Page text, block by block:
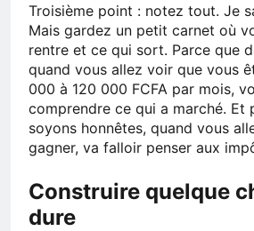
Troisième point : notez tout. Je
Mais gardez un petit carnet où
rentre et ce qui sort. Parce que
quand vous allez voir que vous
000 à 120 000 FCFA par mois,
comprendre ce qui a marché. Et
soyons honnêtes, quand vous
gagner, va falloir penser aux
Construire quelque
dure